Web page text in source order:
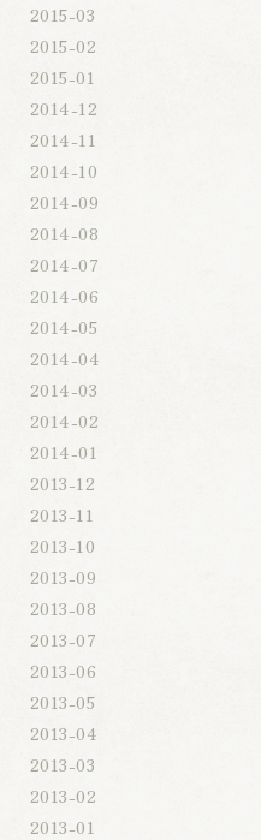
2015-03
2015-02
2015-01
2014-12
2014-11
2014-10
2014-09
2014-08
2014-07
2014-06
2014-05
2014-04
2014-03
2014-02
2014-01
2013-12
2013-11
2013-10
2013-09
2013-08
2013-07
2013-06
2013-05
2013-04
2013-03
2013-02
2013-01